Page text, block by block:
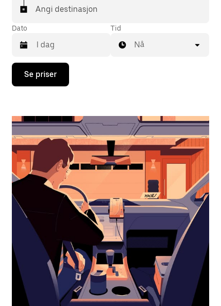
Angi destinasjon
Dato
Trykk
piltast
åpne
og
velge
dato.
Trykk
på
Esc-
knappen
kalenderen.
Tid
Nå
Se priser